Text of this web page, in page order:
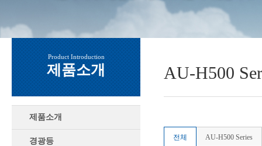
Product Introduction
제품소개
제품소개
경광등
AU-H500
전체 AU-H500 Series